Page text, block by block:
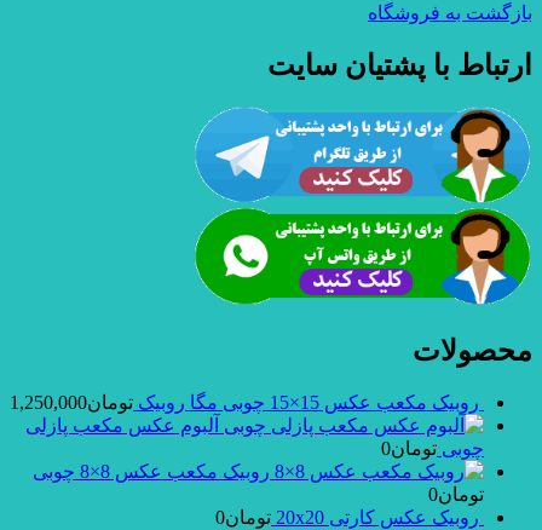
بازگشت به فروشگاه
ارتباط با پشتیان سایت
محصولات
روبیک مکعب عکس 15×15 چوبی مگا روبیک تومان1,250,000
آلبوم عکس مکعب پازلی
چوبی تومان0
روبیک مکعب عکس 8×8 چوبی
تومان0
روبیک عکس کارتی 20x20
تومان0